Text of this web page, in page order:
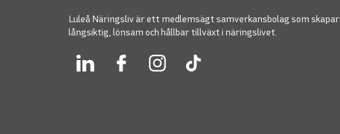
Luleå Näringsliv är ett medlemsägt samverkansbolag som skapar
långsiktig, lönsam och hållbar tillväxt i näringslivet.